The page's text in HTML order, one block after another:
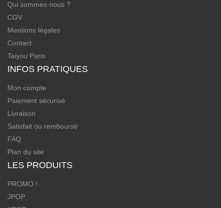
Qui sommes-nous ?
CGV
Mentions légales
Contact
Taiyou Paris
INFOS PRATIQUES
Mon compte
Paiement sécurisé
Livraison
Satisfait ou remboursé
FAQ
Plan du site
LES PRODUITS
PROMO !
JPOP